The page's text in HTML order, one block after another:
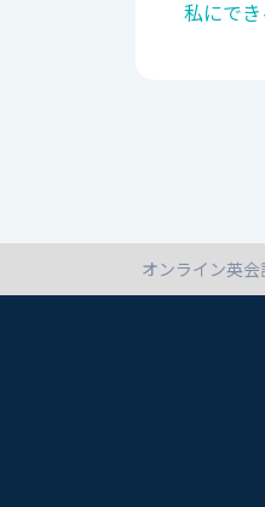
私にで
オンライン英